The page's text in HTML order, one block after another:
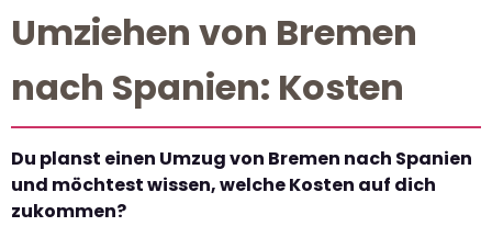
Umziehen von Bremen
nach Spanien: Kosten
Du planst einen Umzug von Bremen nach Spanien
und möchtest wissen, welche Kosten auf dich
zukommen?